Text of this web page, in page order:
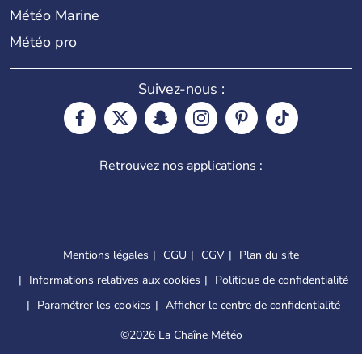
Météo Marine
Météo pro
Suivez-nous :
Retrouvez nos applications :
Mentions légales CGU CGV
Plan du site
Informations relatives aux cookies
Politique de confidentialité
Paramétrer les cookies
Afficher le centre de confidentialité
©2026 La Chaîne Météo